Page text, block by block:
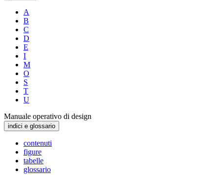
A
B
C
D
E
I
M
O
S
T
U
Manuale operativo di design
indici e glossario
contenuti
figure
tabelle
glossario